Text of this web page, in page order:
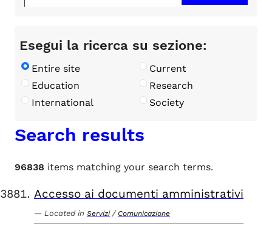
Esegui la ricerca su sezione:
Entire site
Current
Education
Research
International
Society
Search results
96838 items matching your search terms.
Accesso ai documenti amministrativi
Located in Servizi / Comunicazione